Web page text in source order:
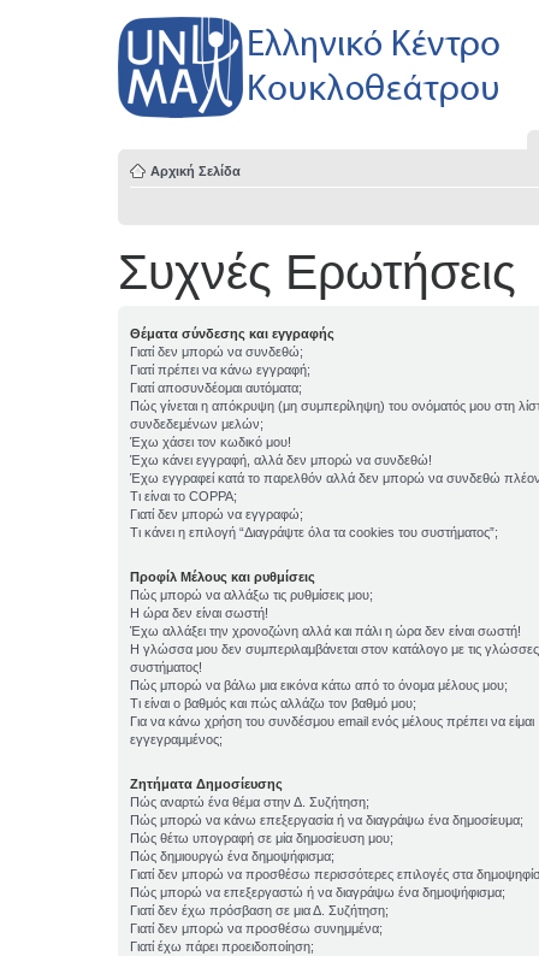
Αρχική Σελίδα
Συχνές Ερωτήσεις
Θέματα σύνδεσης και εγγραφής
Γιατί δεν μπορώ να συνδεθώ;
Γιατί πρέπει να κάνω εγγραφή;
Γιατί αποσυνδέομαι αυτόματα;
Πώς γίνεται η απόκρυψη (μη συμπερίληψη) του ονόματός μου στη
συνδεδεμένων μελών;
Έχω χάσει τον κωδικό μου!
Έχω κάνει εγγραφή, αλλά δεν μπορώ να συνδεθώ!
Έχω εγγραφεί κατά το παρελθόν αλλά δεν μπορώ να συνδεθώ
Τι είναι το COPPA;
Γιατί δεν μπορώ να εγγραφώ;
Τι κάνει η επιλογή “Διαγράψτε όλα τα cookies του συστήματος”;
Προφίλ Μέλους και ρυθμίσεις
Πώς μπορώ να αλλάξω τις ρυθμίσεις μου;
Η ώρα δεν είναι σωστή!
Έχω αλλάξει την χρονοζώνη αλλά και πάλι η ώρα δεν είναι σωστή!
Η γλώσσα μου δεν συμπεριλαμβάνεται στον κατάλογο με τις
συστήματος!
Πώς μπορώ να βάλω μια εικόνα κάτω από το όνομα μέλους μου;
Τι είναι ο βαθμός και πώς αλλάζω τον βαθμό μου;
Για να κάνω χρήση του συνδέσμου email ενός μέλους πρέπει να είμαι
εγγεγραμμένος;
Ζητήματα Δημοσίευσης
Πώς αναρτώ ένα θέμα στην Δ. Συζήτηση;
Πώς μπορώ να κάνω επεξεργασία ή να διαγράψω ένα δημοσίευμα;
Πώς θέτω υπογραφή σε μία δημοσίευση μου;
Πώς δημιουργώ ένα δημοψήφισμα;
Γιατί δεν μπορώ να προσθέσω περισσότερες επιλογές στα
Πώς μπορώ να επεξεργαστώ ή να διαγράψω ένα δημοψήφισμα;
Γιατί δεν έχω πρόσβαση σε μια Δ. Συζήτηση;
Γιατί δεν μπορώ να προσθέσω συνημμένα;
Γιατί έχω πάρει προειδοποίηση;